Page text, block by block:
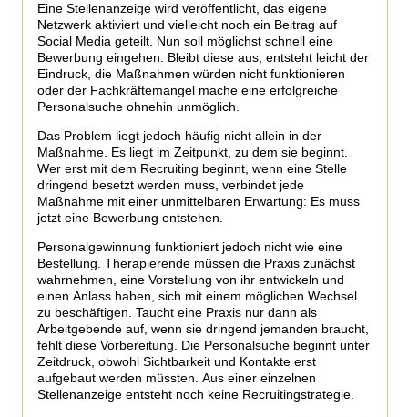
Eine Stellenanzeige wird veröffentlicht, das eigene
Netzwerk aktiviert und vielleicht noch ein Beitrag auf
Social Media geteilt. Nun soll möglichst schnell eine
Bewerbung eingehen. Bleibt diese aus, entsteht leicht der
Eindruck, die Maßnahmen würden nicht funktionieren
oder der Fachkräftemangel mache eine erfolgreiche
Personalsuche ohnehin unmöglich.
Das Problem liegt jedoch häufig nicht allein in der
Maßnahme. Es liegt im Zeitpunkt, zu dem sie beginnt.
Wer erst mit dem Recruiting beginnt, wenn eine Stelle
dringend besetzt werden muss, verbindet jede
Maßnahme mit einer unmittelbaren Erwartung: Es muss
jetzt eine Bewerbung entstehen.
Personalgewinnung funktioniert jedoch nicht wie eine
Bestellung. Therapierende müssen die Praxis zunächst
wahrnehmen, eine Vorstellung von ihr entwickeln und
einen Anlass haben, sich mit einem möglichen Wechsel
zu beschäftigen. Taucht eine Praxis nur dann als
Arbeitgebende auf, wenn sie dringend jemanden braucht,
fehlt diese Vorbereitung. Die Personalsuche beginnt unter
Zeitdruck, obwohl Sichtbarkeit und Kontakte erst
aufgebaut werden müssten. Aus einer einzelnen
Stellenanzeige entsteht noch keine Recruitingstrategie.